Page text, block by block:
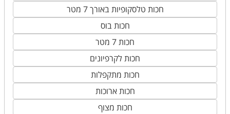
חכות טלסקופיות באורך 7 מטר
חכות בוס
חכות 7 מטר
חכות לקרפיונים
חכות מתקפלות
חכות ארוכות
חכות מצוף